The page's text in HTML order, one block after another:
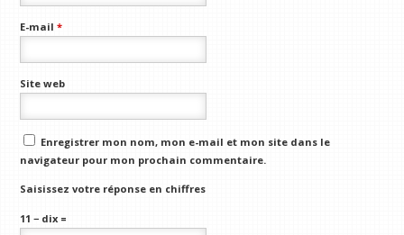
E-mail*
Site web
Enregistrer mon nom, mon e-mail et mon site dans le
navigateur pour mon prochain commentaire.
Saisissez votre réponse en chiffres
11 − dix =